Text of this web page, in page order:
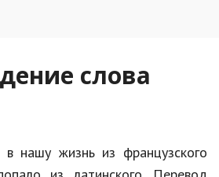
слова
нашу жизнь из французского